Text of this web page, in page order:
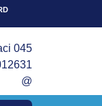
SPEDIZIONE
045
@